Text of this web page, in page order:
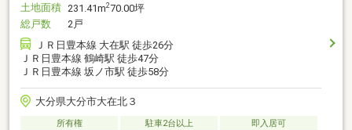
土地面積 231.41m270.00坪
総戸数
2戸
ＪＲ日豊本線 大在駅 徒歩26分
ＪＲ日豊本線 鶴崎駅 徒歩47分
ＪＲ日豊本線 坂ノ市駅 徒歩58分
大分県大分市大在北３
所有権 駐車2台以上
即入居可